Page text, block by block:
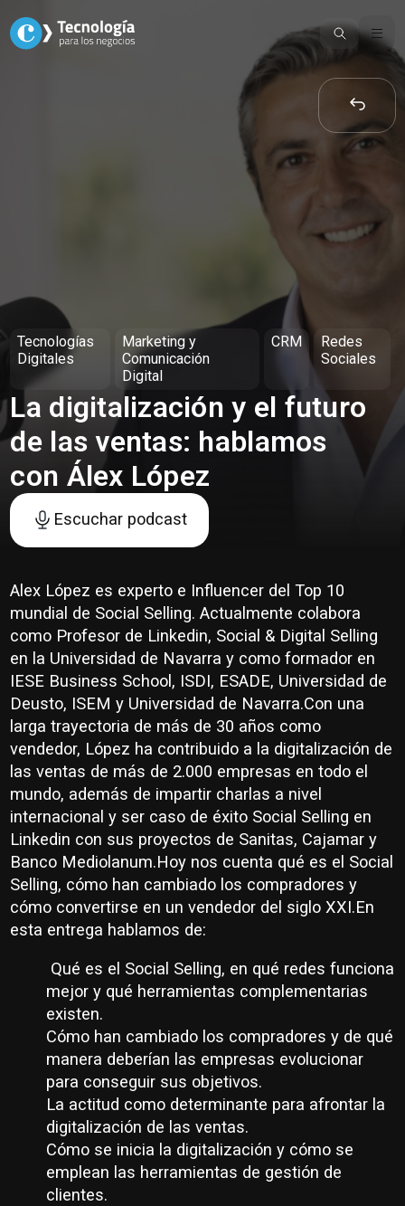
content
Tecnologías
Digitales
Marketing y
Comunicación
Digital
CRM
Redes
Sociales
La digitalización y el futuro
de las ventas: hablamos
con Álex López
Escuchar podcast
Alex López es experto e Influencer del Top 10
mundial de Social Selling. Actualmente colabora
como Profesor de Linkedin, Social & Digital Selling
en la Universidad de Navarra y como formador en
IESE Business School, ISDI, ESADE, Universidad de
Deusto, ISEM y Universidad de Navarra.Con una
larga trayectoria de más de 30 años como
vendedor, López ha contribuido a la digitalización de
las ventas de más de 2.000 empresas en todo el
mundo, además de impartir charlas a nivel
internacional y ser caso de éxito Social Selling en
Linkedin con sus proyectos de Sanitas, Cajamar y
Banco Mediolanum.Hoy nos cuenta qué es el Social
Selling, cómo han cambiado los compradores y
cómo convertirse en un vendedor del siglo XXI.En
esta entrega hablamos de:
Qué es el Social Selling, en qué redes funciona
mejor y qué herramientas complementarias
existen.
Cómo han cambiado los compradores y de qué
manera deberían las empresas evolucionar
para conseguir sus objetivos.
La actitud como determinante para afrontar la
digitalización de las ventas.
Cómo se inicia la digitalización y cómo se
emplean las herramientas de gestión de
clientes.